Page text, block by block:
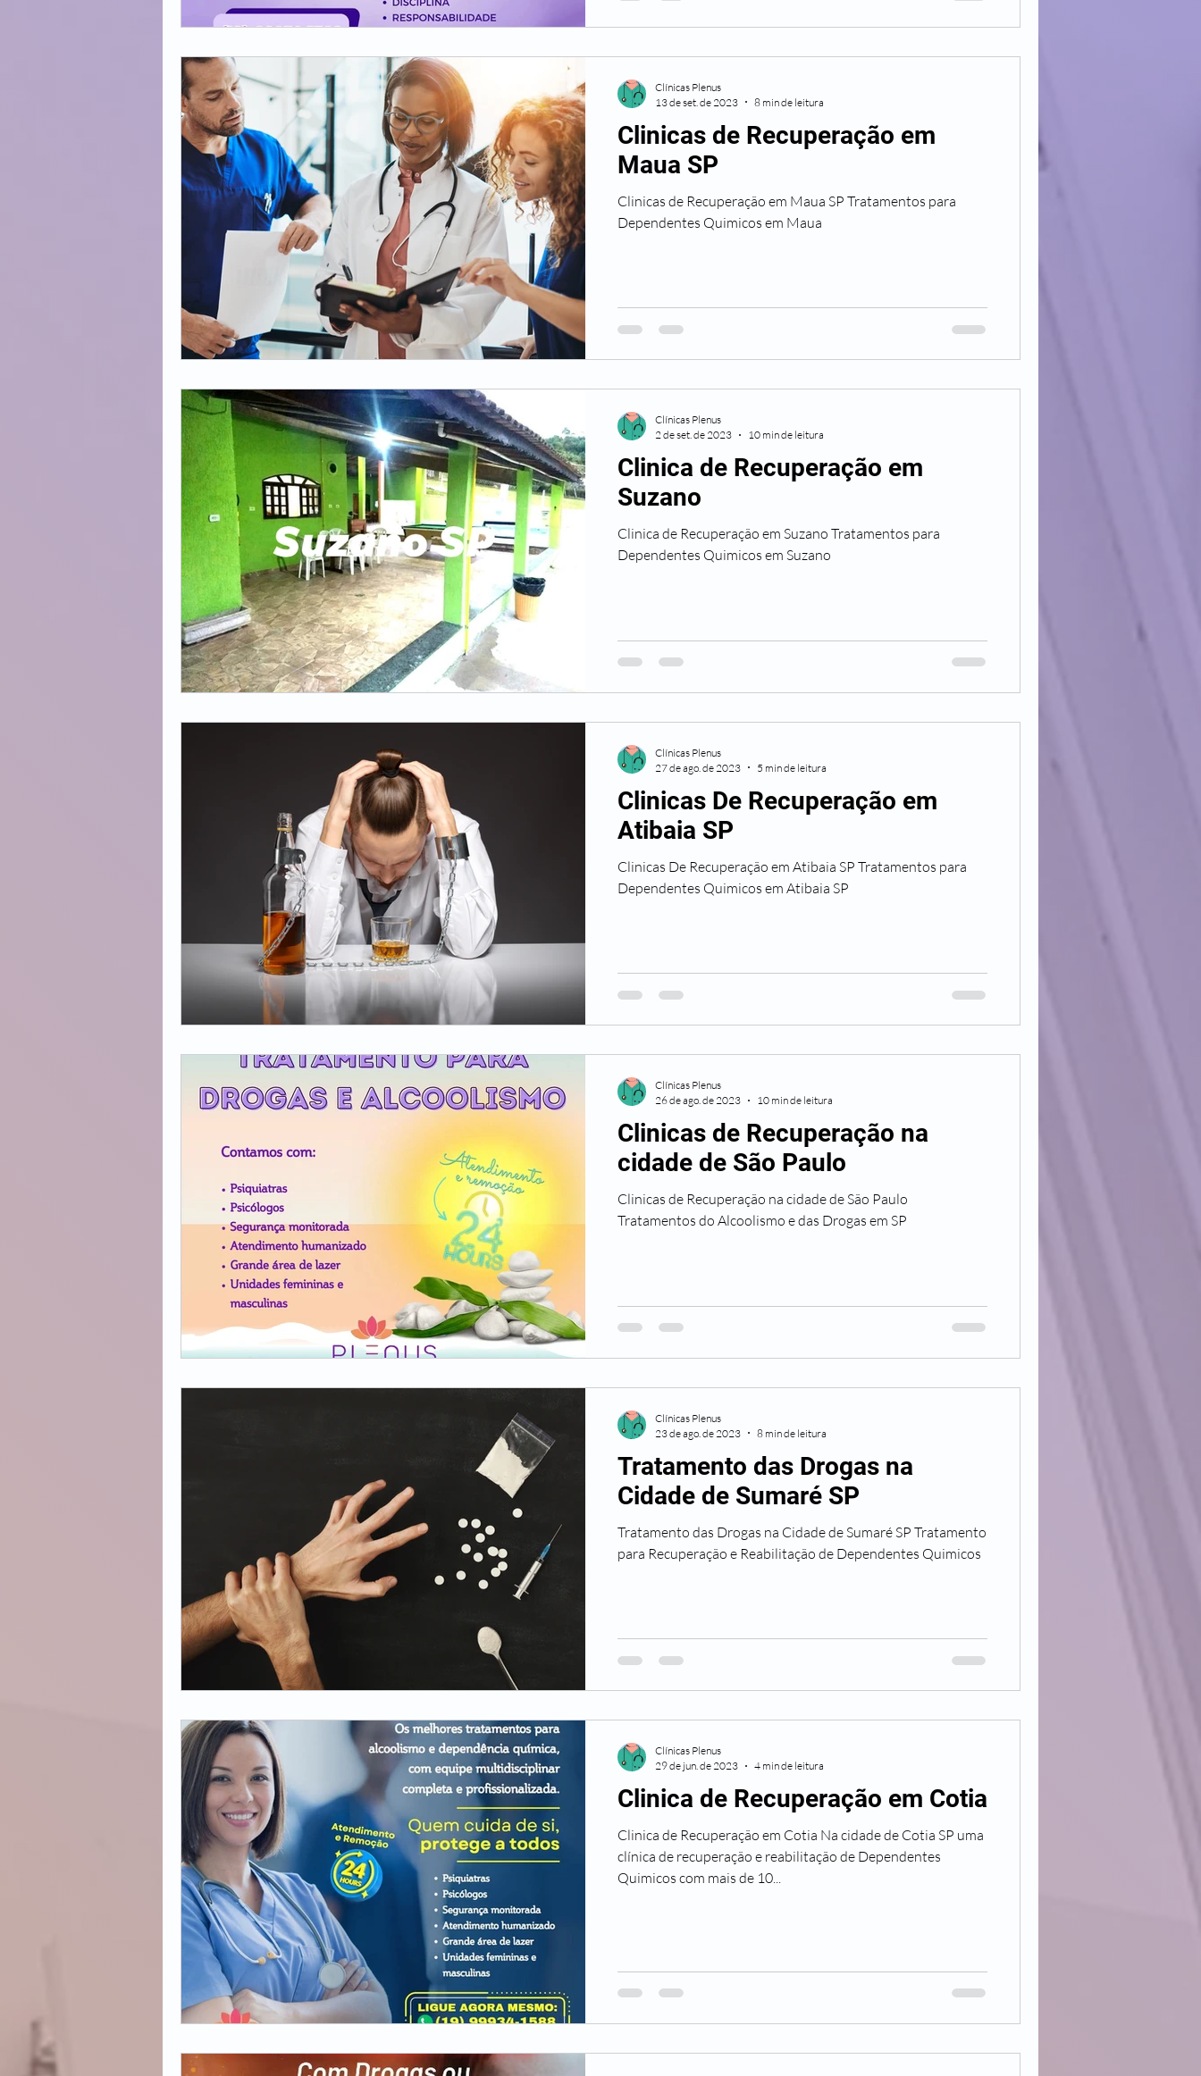
Clinicas de Recuperação em
Maua SP
Clinicas de Recuperação em Maua SP Tratamentos para
Dependentes Quimicos em Maua
Clínicas Plenus
13 de set. de 2023
8 min de leitura
Clinica de Recuperação em
Suzano
Clinica de Recuperação em Suzano Tratamentos para
Dependentes Quimicos em Suzano
Clínicas Plenus
2 de set. de 2023
10 min de leitura
Clinicas De Recuperação em
Atibaia SP
Clinicas De Recuperação em Atibaia SP Tratamentos para
Dependentes Quimicos em Atibaia SP
Clínicas Plenus
27 de ago. de 2023
5 min de leitura
Clinicas de Recuperação na
cidade de São Paulo
Clinicas de Recuperação na cidade de São Paulo
Tratamentos do Alcoolismo e das Drogas em SP
Clínicas Plenus
26 de ago. de 2023
10 min de leitura
Tratamento das Drogas na
Cidade de Sumaré SP
Tratamento das Drogas na Cidade de Sumaré SP Tratamento
para Recuperação e Reabilitação de Dependentes Quimicos
Clínicas Plenus
23 de ago. de 2023
8 min de leitura
Clinica de Recuperação em Cotia
Clinica de Recuperação em Cotia Na cidade de Cotia SP uma
clínica de recuperação e reabilitação de Dependentes
Quimicos com mais de 10...
Clínicas Plenus
29 de jun. de 2023
4 min de leitura